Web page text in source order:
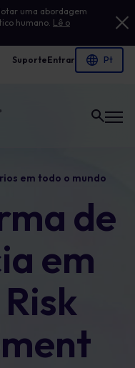
uma abordagem
humano. Lê o
SuporteEntrar
em todo o mundo
de
em